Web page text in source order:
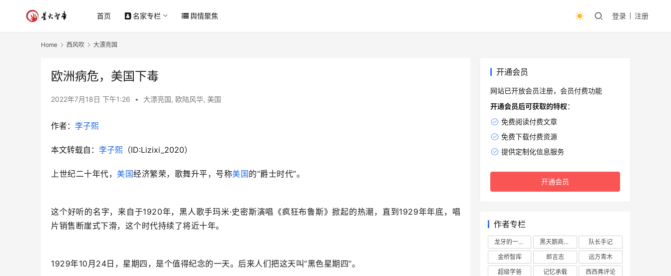
首页 名家专栏 舆情聚焦 登录 注册
Home 西风吹 大漂亮国
欧洲病危，美国下毒
2022年7月18日 下午1:26 • 大漂亮国, 欧陆风华, 美国
作者： 李子熙
本文转载自： 李子熙 （ID:Lizixi_2020）
上世纪二十年代， 美国经济繁荣，歌舞升平，号称美国的“爵士时代”。
这个好听的名字，来自于1920年，黑人歌手玛米·史密斯演唱《疯狂布鲁斯》掀起的热潮，直到1929年年底，唱
片销售断崖式下滑，这个时代持续了将近十年。
1929年10月24日，星期四，是个值得纪念的一天。后来人们把这天叫“黑色星期四”。
开通会员
网站已开放会员注册，会员付费功能
开通会员后可获取的特权：
免费阅读付费文章
免费下载付费资源
提供定制化信息服务
开通会员
作者专栏
龙牙的一座山 黑天鹅商业情报站
队长手记
金桥智库
郎言志
远方青木
超级学爸
记忆承载
西西弗评论